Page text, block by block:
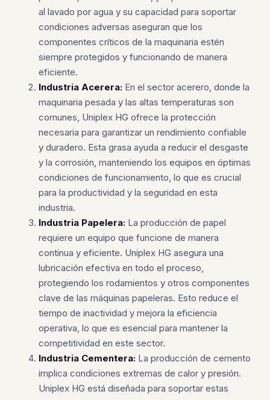
al lavado por agua y su capacidad para soportar
condiciones adversas aseguran que los
componentes críticos de la maquinaria estén
siempre protegidos y funcionando de manera
eficiente.
Industria Acerera: En el sector acerero, donde la
maquinaria pesada y las altas temperaturas son
comunes, Uniplex HG ofrece la protección
necesaria para garantizar un rendimiento confiable
y duradero. Esta grasa ayuda a reducir el desgaste
y la corrosión, manteniendo los equipos en óptimas
condiciones de funcionamiento, lo que es crucial
para la productividad y la seguridad en esta
industria.
Industria Papelera: La producción de papel
requiere un equipo que funcione de manera
continua y eficiente. Uniplex HG asegura una
lubricación efectiva en todo el proceso,
protegiendo los rodamientos y otros componentes
clave de las máquinas papeleras. Esto reduce el
tiempo de inactividad y mejora la eficiencia
operativa, lo que es esencial para mantener la
competitividad en este sector.
Industria Cementera: La producción de cemento
implica condiciones extremas de calor y presión.
Uniplex HG está diseñada para soportar estas